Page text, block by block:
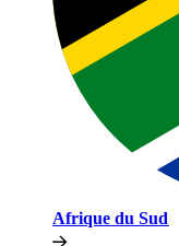
Afrique du Sud​​